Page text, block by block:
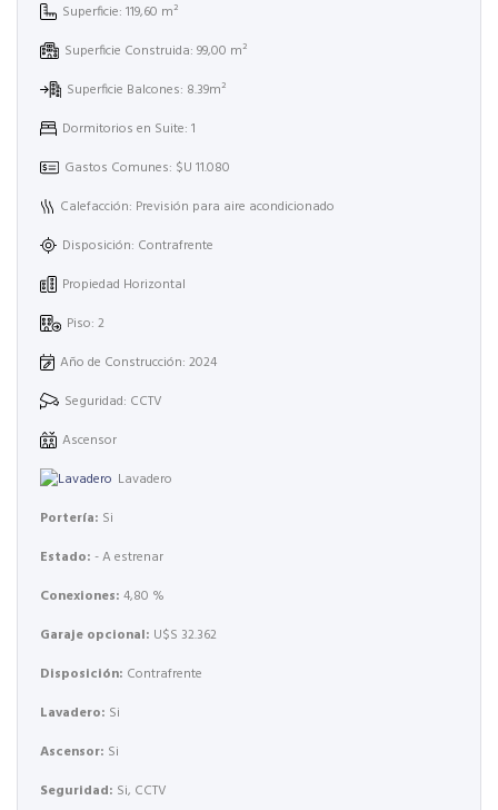
Superficie: 119,60 m²
Superficie Construida: 99,00 m²
Superficie Balcones: 8.39m²
Dormitorios en Suite: 1
Gastos Comunes: $U 11.080
Calefacción: Previsión para aire acondicionado
Disposición: Contrafrente
Propiedad Horizontal
Piso: 2
Año de Construcción: 2024
Seguridad: CCTV
Ascensor
Lavadero
Portería: Si
Estado: - A estrenar
Conexiones: 4,80 %
Garaje opcional: U$S 32.362
Disposición: Contrafrente
Lavadero: Si
Ascensor: Si
Seguridad: Si, CCTV